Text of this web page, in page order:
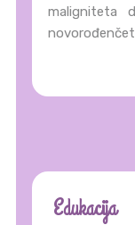
maligniteta
Edukacija